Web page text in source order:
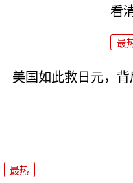
看
最
美国如此救日元，背
最热